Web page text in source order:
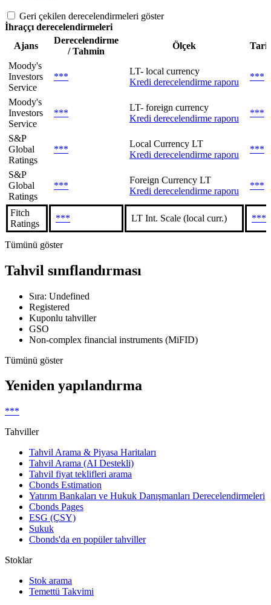
Geri çekilen derecelendirmeleri göster
İhraççı derecelendirmeleri
Ajans
Derecelendirme
/ Tahmin
Ölçek
Moody's
Investors
Service
***
LT- local currency
Kredi derecelendirme raporu
***
Moody's
Investors
Service
***
LT- foreign currency
Kredi derecelendirme raporu
***
S&P
Global
Ratings
***
Local Currency LT
Kredi derecelendirme raporu
***
S&P
Global
Ratings
***
Foreign Currency LT
Kredi derecelendirme raporu
***
Fitch
Ratings
*** LT Int. Scale (local curr.) ***
Tümünü göster
Tahvil sınıflandırması
Sıra: Undefined
Registered
Kuponlu tahviller
GSO
Non-complex financial instruments (MiFID)
Tümünü göster
Yeniden yapılandırma
***
Tahviller
Tahvil Arama & Piyasa Haritaları
Tahvil Arama (AI Destekli)
Tahvil fiyat teklifleri arama
Cbonds Estimation
Yatırım Bankaları ve Hukuk Danışmanları Derecelendirmeleri
Cbonds Pages
ESG (ÇSY)
Sukuk
Cbonds'da en popüler tahviller
Stoklar
Stok arama
Temettü Takvimi